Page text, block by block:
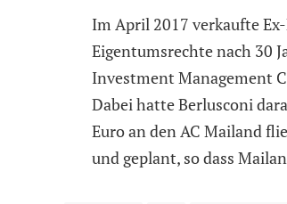
Im April 2017 verkaufte
Eigentumsrechte nach 30
Investment Management
Dabei hatte Berlusconi
Euro an den AC Mailand
und geplant, so dass